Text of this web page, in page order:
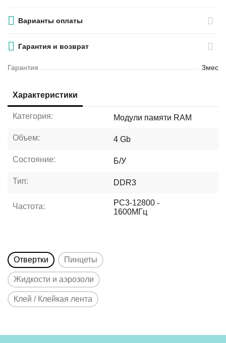
Варианты оплаты
Гарантия и возврат
Гарантия 3мес
Характеристики
Категория: Модули памяти RAM
Объем: 4 Gb
Состояние: Б/У
Тип: DDR3
Частота:
PC3-12800 -
1600МГц
Отвертки Пинцеты
Жидкости и аэрозоли
Клей / Клейкая лента